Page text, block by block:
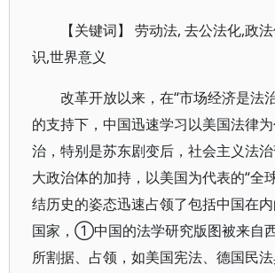
【关键词】 劳动法, 去公法化,政
识,世界意义
改革开放以来，在“市场经济是法
的支持下，中国迅速学习以美国法律
治，特别是苏东剧变后，社会主义法
大政治体的加持，以美国为代表的“全
结历史的姿态迅速占领了包括中国在
国家，①中国的法学研究版图被来自
所割据、占领，如美国宪法、德国民